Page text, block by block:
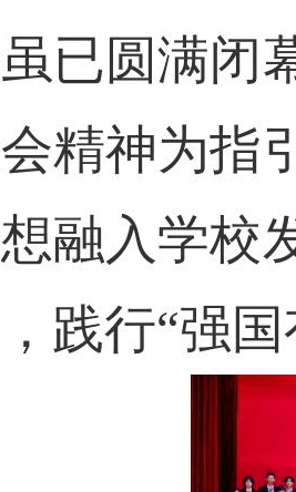
已圆满闭
精神为指
融入学校
践行“强